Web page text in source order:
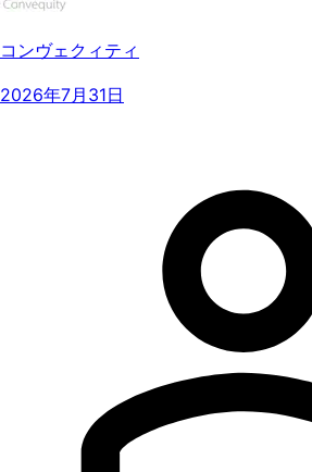
コンヴェクィティ
2026年7月31日